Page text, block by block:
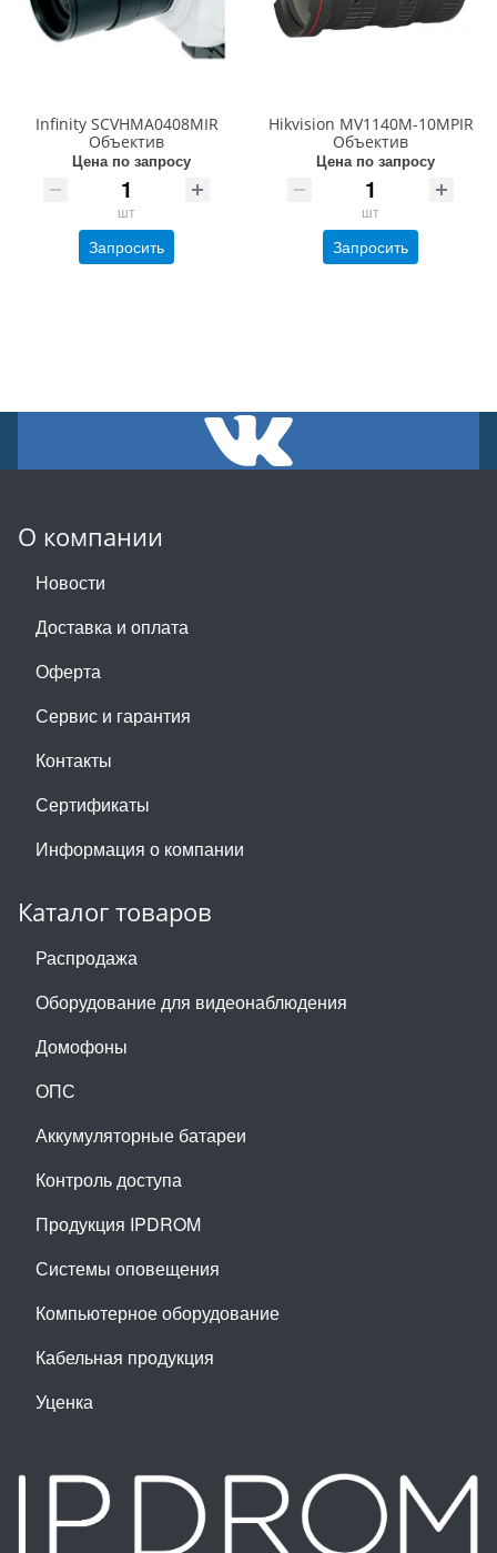
Infinity SCVHMA0408MIR
Объектив
Цена по запросу
шт
Запросить
Hikvision MV1140M-10MPIR
Объектив
Цена по запросу
шт
Запросить
О компании
Новости
Доставка и оплата
Оферта
Сервис и гарантия
Контакты
Сертификаты
Информация о компании
Каталог товаров
Распродажа
Оборудование для видеонаблюдения
Домофоны
ОПС
Аккумуляторные батареи
Контроль доступа
Продукция IPDROM
Системы оповещения
Компьютерное оборудование
Кабельная продукция
Уценка